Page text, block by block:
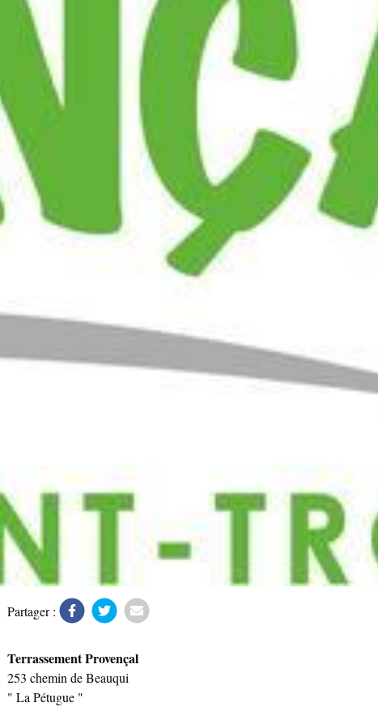
Partager :
Terrassement Provençal
253 chemin de Beauqui
" La Pétugue "